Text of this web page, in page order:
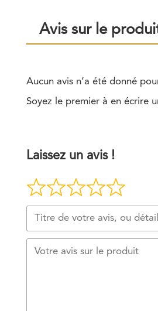
Avis sur le
Aucun avis n’a été donné
Soyez le premier à en écrire
Laissez un avis !